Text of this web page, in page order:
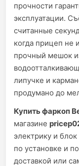
прочности
эксплуатации.
считанные
когда прицеп не
прочный мешок
липучке и
продумано до
Купить фаркоп
магазине
электрику и
по установке и
доставкой или